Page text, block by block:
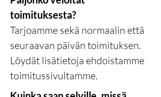
toimituksesta?
Tarjoamme sekä normaalin että
seuraavan päivän toimituksen.
Löydät lisätietoja ehdoistamme
toimitussivultamme.